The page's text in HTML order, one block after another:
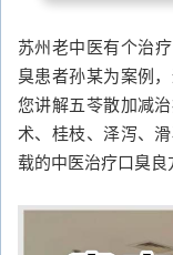
苏州老中医有个治
臭患者孙某为案例
您讲解五苓散加减
术、桂枝、泽泻、
载的中医治疗口臭良